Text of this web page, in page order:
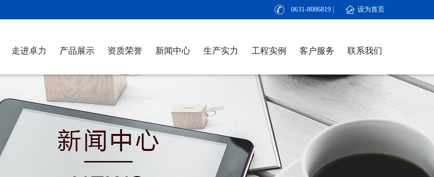
0631-8086819 | 设为首页
走进卓力 产品展示 资质荣誉 新闻中心 生产实力 工程实例 客户服务 联系我们